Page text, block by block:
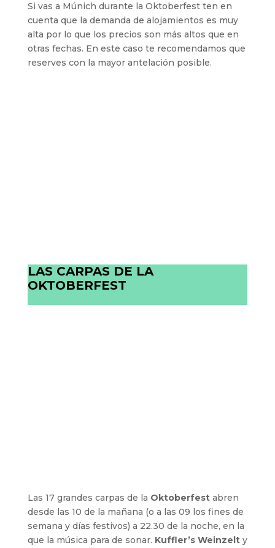
Si vas a Múnich durante la Oktoberfest ten en
cuenta que la demanda de alojamientos es muy
alta por lo que los precios son más altos que en
otras fechas. En este caso te recomendamos que
reserves con la mayor antelación posible.
LAS CARPAS DE LA
OKTOBERFEST
Las 17 grandes carpas de la Oktoberfestabren
desde las 10 de la mañana (o a las 09 los fines de
semana y días festivos) a 22.30 de la noche, en la
que la música para de sonar. Kuffler’s Weinzelty